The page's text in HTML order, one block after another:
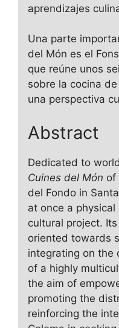
aprendizajes
Una parte
del Món es el
que reúne unos
sobre la cocina
una perspectiva
Abstract
Dedicated to
Cuines del Món of
del Fondo in
at once a
cultural project.
oriented towards
integrating on the
of a highly
the aim of
promoting the
reinforcing the